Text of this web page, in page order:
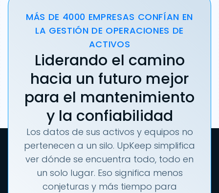
MÁS DE 4000 EMPRESAS CONFÍAN EN
LA GESTIÓN DE OPERACIONES DE
ACTIVOS
Liderando el camino
hacia un futuro mejor
para el mantenimiento
y la confiabilidad
Los datos de sus activos y equipos no
pertenecen a un silo. UpKeep simplifica
ver dónde se encuentra todo, todo en
un solo lugar. Eso significa menos
conjeturas y más tiempo para